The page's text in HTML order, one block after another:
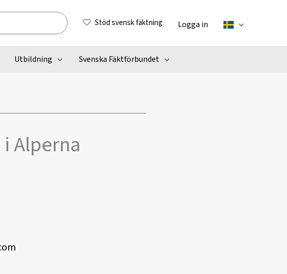
Stöd svensk fäktning Logga in
Utbildning Svenska Fäktförbundet
Alperna